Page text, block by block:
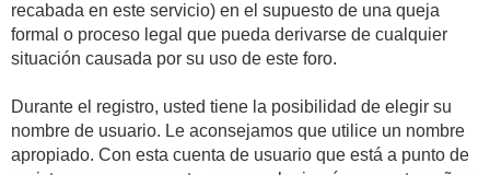
recabada en este servicio) en el supuesto de una queja
formal o proceso legal que pueda derivarse de cualquier
situación causada por su uso de este foro.
Durante el registro, usted tiene la posibilidad de elegir su
nombre de usuario. Le aconsejamos que utilice un nombre
apropiado. Con esta cuenta de usuario que está a punto de